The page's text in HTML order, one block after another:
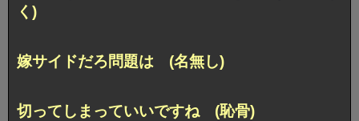
く)
嫁サイドだろ問題は (名無し)
切ってしまっていいですね (恥骨)